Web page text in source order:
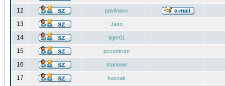
12 pavlinaxx
13 Jaso
14 tiger01
15 pccentrum
16 marlowe
17 husnak